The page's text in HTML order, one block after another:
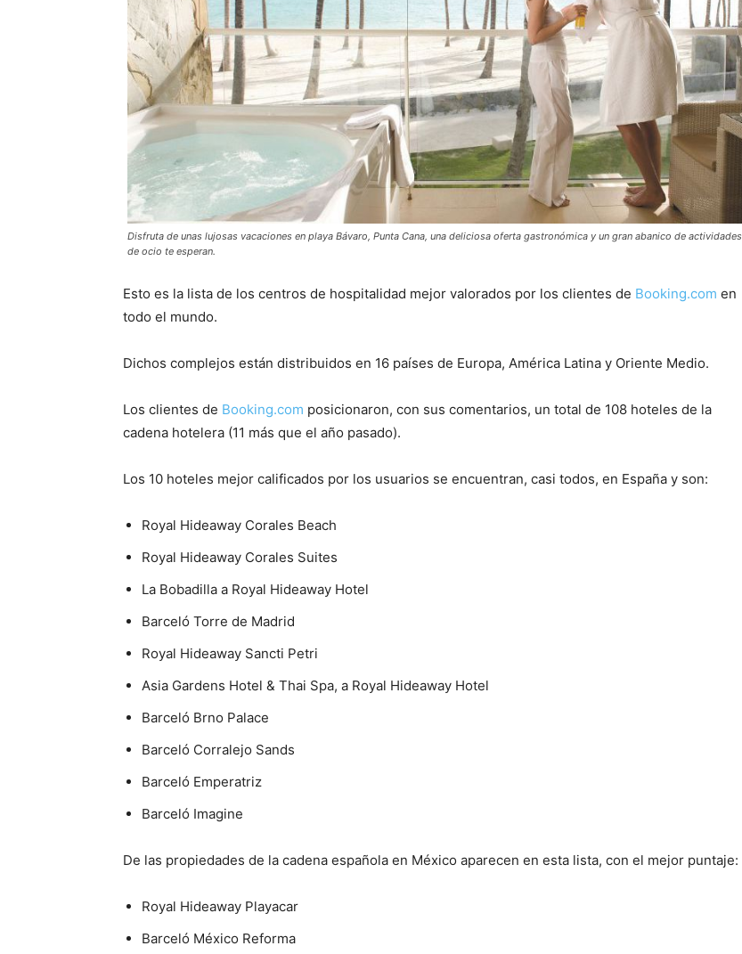
Disfruta de unas lujosas vacaciones en playa Bávaro, Punta Cana, una deliciosa oferta gastronómica y un gran abanico de actividades
de ocio te esperan.
Esto es la lista de los centros de hospitalidad mejor valorados por los clientes de Booking.com en
todo el mundo.
Dichos complejos están distribuidos en 16 países de Europa, América Latina y Oriente Medio.
Los clientes de Booking.com posicionaron, con sus comentarios, un total de 108 hoteles de la
cadena hotelera (11 más que el año pasado).
Los 10 hoteles mejor calificados por los usuarios se encuentran, casi todos, en España y son:
Royal Hideaway Corales Beach
Royal Hideaway Corales Suites
La Bobadilla a Royal Hideaway Hotel
Barceló Torre de Madrid
Royal Hideaway Sancti Petri
Asia Gardens Hotel & Thai Spa, a Royal Hideaway Hotel
Barceló Brno Palace
Barceló Corralejo Sands
Barceló Emperatriz
Barceló Imagine
De las propiedades de la cadena española en México aparecen en esta lista, con el mejor puntaje:
Royal Hideaway Playacar
Barceló México Reforma